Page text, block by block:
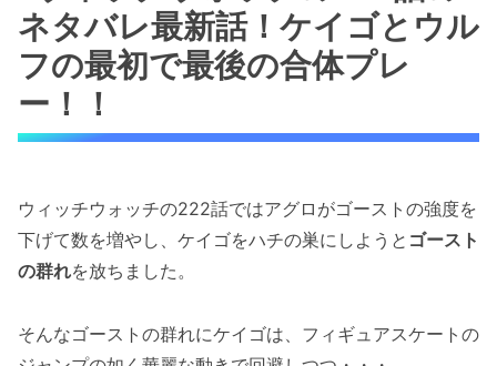
ネタバレ最新話！ケイゴとウル
フの最初で最後の合体プレ
ー！！
ウィッチウォッチの222話ではアグロがゴーストの強度を
下げて数を増やし、ケイゴをハチの巣にしようと ゴースト
の群れを放ちました。
そんなゴーストの群れにケイゴは、フィギュアスケートの